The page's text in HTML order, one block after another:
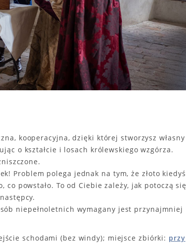
kooperacyjna, dzięki której stworzysz własny
o kształcie i losach królewskiego wzgórza.
Problem polega jednak na tym, że złoto kiedyś
powstało. To od Ciebie zależy, jak potoczą się
niepełnoletnich wymagany jest przynajmniej
schodami (bez windy); miejsce zbiórki: przy